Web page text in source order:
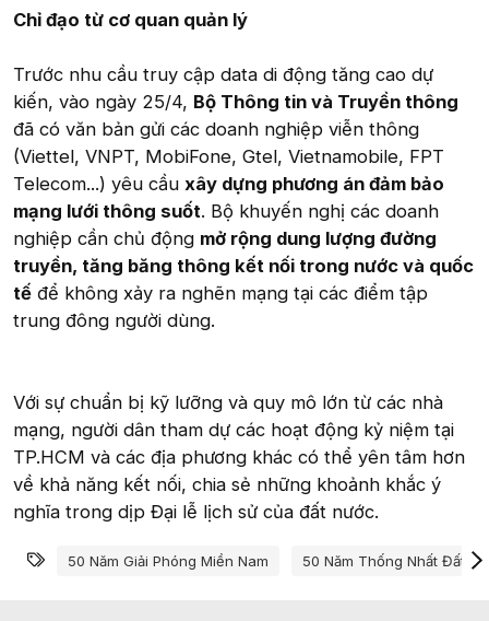
Chỉ đạo từ cơ quan quản lý
Trước nhu cầu truy cập data di động tăng cao dự
kiến, vào ngày 25/4, Bộ Thông tin và Truyền thông
đã có văn bản gửi các doanh nghiệp viễn thông
(Viettel, VNPT, MobiFone, Gtel, Vietnamobile, FPT
Telecom...) yêu cầu xây dựng phương án đảm bảo
mạng lưới thông suốt. Bộ khuyến nghị các doanh
nghiệp cần chủ động mở rộng dung lượng đường
truyền, tăng băng thông kết nối trong nước và quốc
tế để không xảy ra nghẽn mạng tại các điểm tập
trung đông người dùng.
Với sự chuẩn bị kỹ lưỡng và quy mô lớn từ các nhà
mạng, người dân tham dự các hoạt động kỷ niệm tại
TP.HCM và các địa phương khác có thể yên tâm hơn
về khả năng kết nối, chia sẻ những khoảnh khắc ý
nghĩa trong dịp Đại lễ lịch sử của đất nước.
Từ khóa
50 Năm Giải Phóng Miền Nam 50 Năm Thống Nhất Đất